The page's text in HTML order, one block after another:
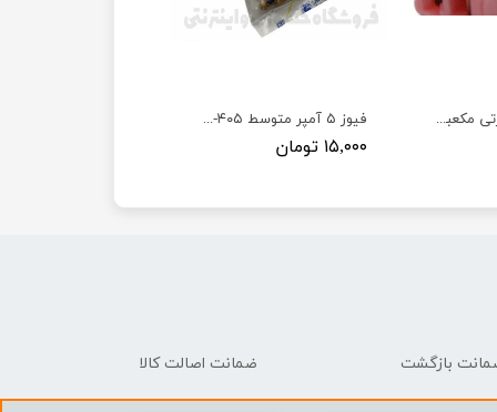
فیوز ۵ آمپر متوسط ۴۰۵-سمند-پارس - ISACO - ایساکو
۱۵,۰۰۰ تومان
فیوز ۳۰ آمپر صورتی مکعبی تیبا ، ساینا ، کوئیک لایت استار
ضمانت اصالت کالا